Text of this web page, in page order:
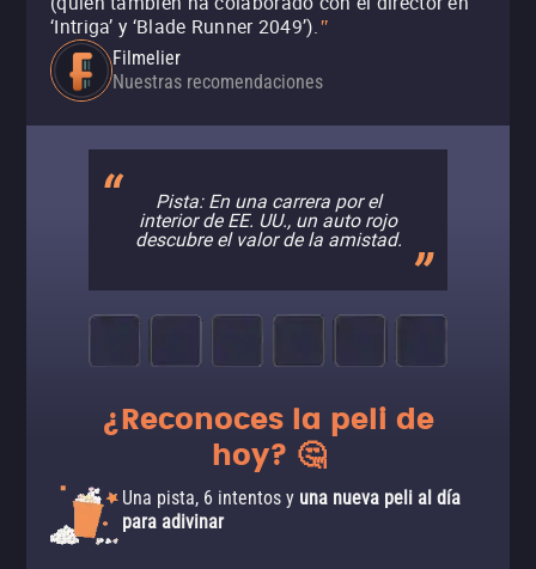
‘Intriga’ y ‘Blade Runner 2049’)."
Filmelier
Nuestras recomendaciones
Pista: En una carrera por el
interior de EE. UU., un auto rojo
descubre el valor de la amistad.
¿Reconoces la peli de
hoy? 🤔
Una pista, 6 intentos y una nueva peli al día
para adivinar